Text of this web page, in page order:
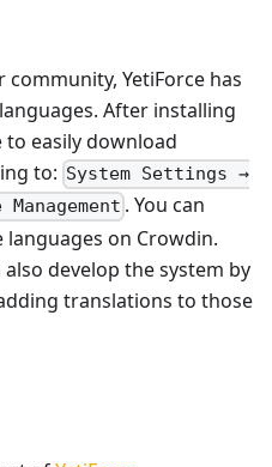
YetiForce has
After installing
to easily download
to: System Settings →
. You can
on Crowdin.
develop the system by
translations to those